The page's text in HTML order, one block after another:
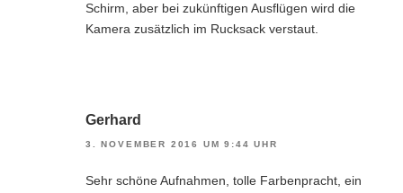
Schirm, aber bei zukünftigen Ausflügen wird die
Kamera zusätzlich im Rucksack verstaut.
Gerhard
3. NOVEMBER 2016 UM 9:44 UHR
Sehr schöne Aufnahmen, tolle Farbenpracht, ein